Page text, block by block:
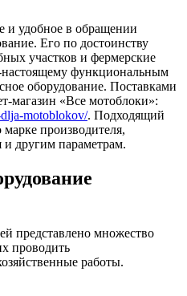
и удобное в обращении
Его по достоинству
участков и фермерские
настоящему функциональным
оборудование. Поставками
магазин «Все мотоблоки»:
motoblokov/. Подходящий
производителя,
другим параметрам.
представлено множество
проводить
работы.